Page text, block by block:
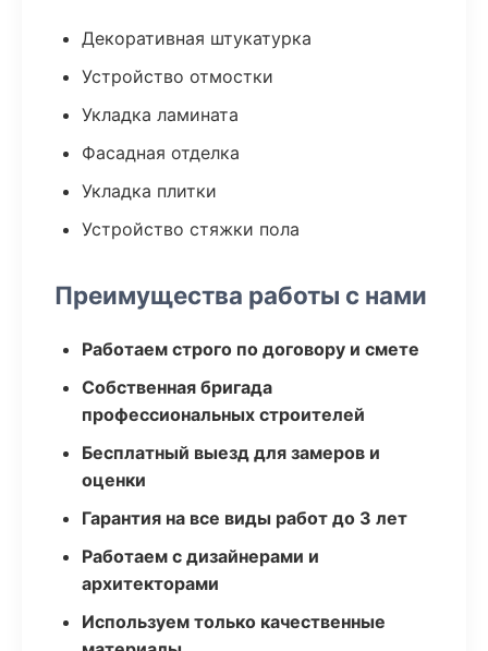
Декоративная штукатурка
Устройство отмостки
Укладка ламината
Фасадная отделка
Укладка плитки
Устройство стяжки пола
Преимущества работы с нами
Работаем строго по договору и смете
Собственная бригада
профессиональных строителей
Бесплатный выезд для замеров и
оценки
Гарантия на все виды работ до 3 лет
Работаем с дизайнерами и
архитекторами
Используем только качественные